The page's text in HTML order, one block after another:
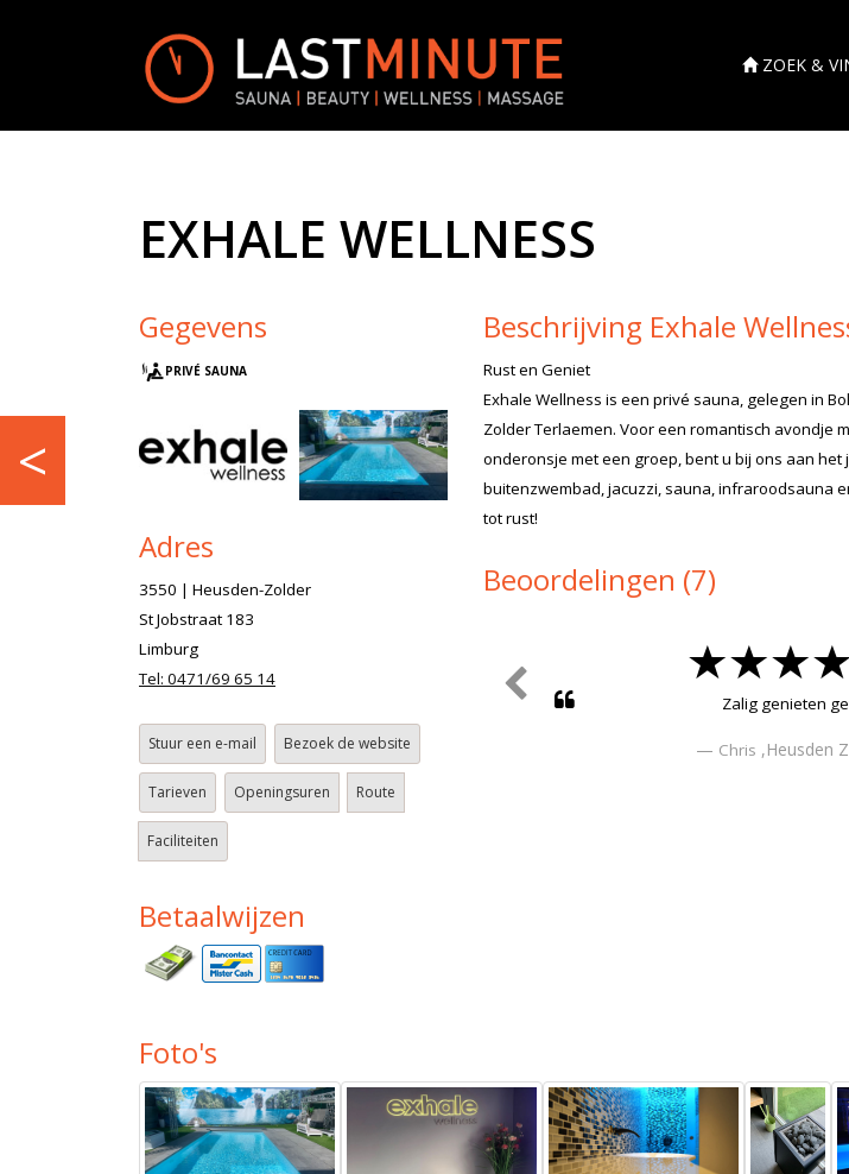
ZOEK &
EXHALE WELLNESS
Gegevens
PRIVÉ SAUNA
Adres
3550 | Heusden-Zolder
St Jobstraat 183
Limburg
Tel: 0471/69 65 14
Stuur een e-mail Bezoek de website
Tarieven Openingsuren Route
Faciliteiten
Betaalwijzen
Beschrijving Exhale
Rust en Geniet
Exhale Wellness is een privé sauna, gelegen in
Zolder Terlaemen. Voor een romantisch avondje
onderonsje met een groep, bent u bij ons aan
buitenzwembad, jacuzzi, sauna, infraroodsauna
tot rust!
Beoordelingen (7)
Zalig genieten
Chris ,Heusden
<
Foto's